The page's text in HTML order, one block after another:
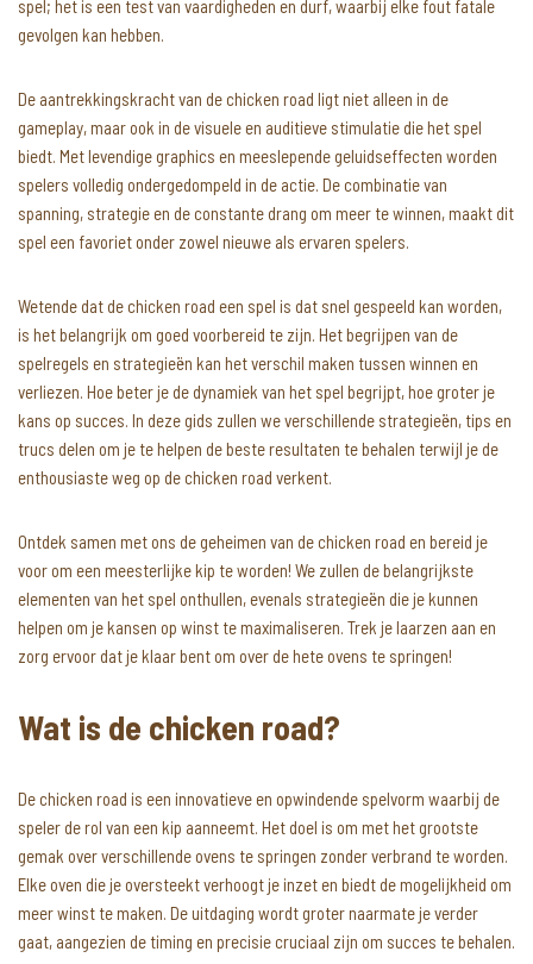
spel; het is een test van vaardigheden en durf, waarbij elke fout fatale
gevolgen kan hebben.
De aantrekkingskracht van de chicken road ligt niet alleen in de
gameplay, maar ook in de visuele en auditieve stimulatie die het spel
biedt. Met levendige graphics en meeslepende geluidseffecten worden
spelers volledig ondergedompeld in de actie. De combinatie van
spanning, strategie en de constante drang om meer te winnen, maakt dit
spel een favoriet onder zowel nieuwe als ervaren spelers.
Wetende dat de chicken road een spel is dat snel gespeeld kan worden,
is het belangrijk om goed voorbereid te zijn. Het begrijpen van de
spelregels en strategieën kan het verschil maken tussen winnen en
verliezen. Hoe beter je de dynamiek van het spel begrijpt, hoe groter je
kans op succes. In deze gids zullen we verschillende strategieën, tips en
trucs delen om je te helpen de beste resultaten te behalen terwijl je de
enthousiaste weg op de chicken road verkent.
Ontdek samen met ons de geheimen van de chicken road en bereid je
voor om een meesterlijke kip te worden! We zullen de belangrijkste
elementen van het spel onthullen, evenals strategieën die je kunnen
helpen om je kansen op winst te maximaliseren. Trek je laarzen aan en
zorg ervoor dat je klaar bent om over de hete ovens te springen!
Wat is de chicken road?
De chicken road is een innovatieve en opwindende spelvorm waarbij de
speler de rol van een kip aanneemt. Het doel is om met het grootste
gemak over verschillende ovens te springen zonder verbrand te worden.
Elke oven die je oversteekt verhoogt je inzet en biedt de mogelijkheid om
meer winst te maken. De uitdaging wordt groter naarmate je verder
gaat, aangezien de timing en precisie cruciaal zijn om succes te behalen.